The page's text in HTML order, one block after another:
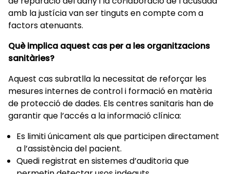
amb la justícia van ser tinguts en compte com a
factors atenuants.
Què implica aquest cas per a les organitzacions
sanitàries?
Aquest cas subratlla la necessitat de reforçar les
mesures internes de control i formació en matèria
de protecció de dades. Els centres sanitaris han de
garantir que l’accés a la informació clínica:
Es limiti únicament als que participen directament
a l’assistència del pacient.
Quedi registrat en sistemes d’auditoria que